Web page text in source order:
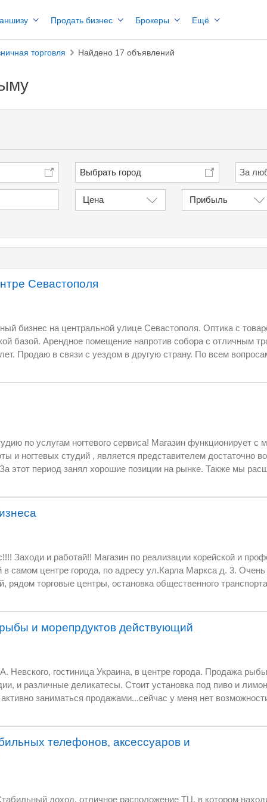
Продать бизнес Брокеры Ещё
торговля Найдено 17 объявлений
Выбрать город
Цена Прибыль
Севастополя
Оптика с товаром, торговым
Оптика
с мая 2020г, реализует
помещения отличается своим
корейской и профессиональной
Очень проходимое место с
гос. учреждения!
стоимость по
Торг!!!
и морепрдуктов действующий
Продажа рыбы, морепродуктов,
переезд и
и т.д. Есть спрос. Налажены
телефонов, аксессуаров и
отличное расположение ТЦ, в котором находится магазин,